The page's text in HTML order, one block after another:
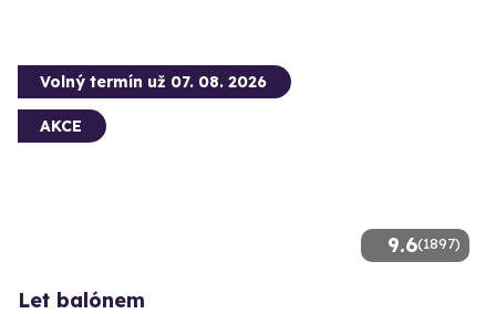
9.6(1897)
Volný termín už 07. 08. 2026
AKCE
Let balónem